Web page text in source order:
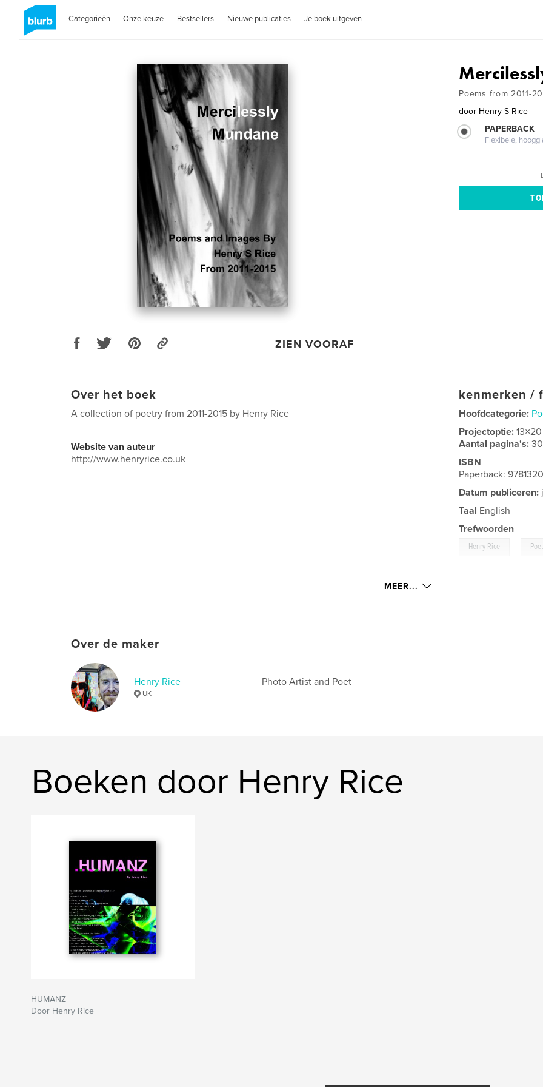
Categorieën Onze keuze Bestsellers Nieuwe publicaties Je boek uitgeven
ZIEN VOORAF
Poems from 2011-
door Henry S Rice
PAPERBACK
Flexibele,
Over het boek
A collection of poetry from 2011-2015 by Henry Rice
Website van auteur
http://www.henryrice.co.uk
kenmerken /
Hoofdcategorie:
Projectoptie:
Aantal pagina's:30
ISBN
Paperback:
Datum publiceren:
Taal English
Trefwoorden
Henry Rice
MEER...
Over de maker
Henry Rice
UK
Photo Artist and Poet
Boeken door Henry Rice
HUMANZ
Door Henry Rice